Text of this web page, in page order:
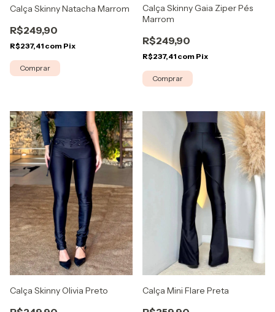
Calça Skinny Natacha Marrom
R$249,90
R$237,41 com Pix
Comprar
Calça Skinny Gaia Ziper Pés
Marrom
R$249,90
R$237,41 com Pix
Comprar
Calça Skinny Olivia Preto Calça Mini Flare Preta